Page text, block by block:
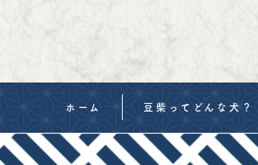
ホーム 豆柴ってどんな犬？
当犬舎の豆柴